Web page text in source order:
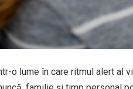
o lume în care ritmul alert al